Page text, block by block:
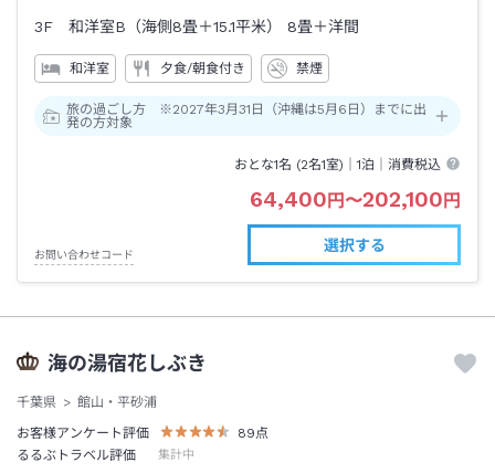
3F 和洋室B（海側8畳＋15.1平米） 8畳＋洋間
和洋室 夕食/朝食付き 禁煙
旅の過ごし方 ※2027年3月31日（沖縄は5月6日）までに出
発の方対象
おとな1名 (2名1室)｜1泊 ｜消費税込
64,400 円 〜202,100 円
お問い合わせコード
選択する
海の湯宿花しぶき
千葉県
館山・平砂浦
お客様アンケート評価
89 点
るるぶトラベル評価
集計中